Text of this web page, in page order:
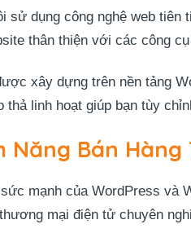
sử dụng công nghệ web
thân thiện với các công
xây dựng trên nền tảng
thả linh hoạt giúp bạn tùy
Năng Bán
mạnh của WordPress và
mại điện tử chuyên